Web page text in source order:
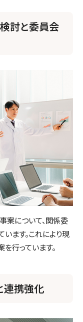
討と委員会
案について、関係委
ます。これにより現
行っています。
連携強化